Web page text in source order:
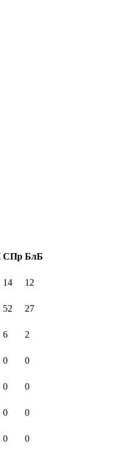
СПр БлБ
14
12
52
27
6
2
0
0
0
0
0
0
0
0